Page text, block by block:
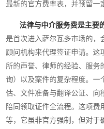
最新的官方费率表，并预留一
法律与中介服务费是主要
是首次进入萨尔瓦多市场的，
顾问机构来代理签证申请。这
所的声誉、律师的经验、服务
询）以及案件的复杂程度。一
估、文件准备与翻译公证、向
陪同领取证件全流程。这项费
等，它虽非官方强制，但对于